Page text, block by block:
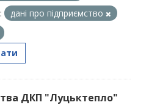
дані про підприємство
ДКП "Луцьктепло"